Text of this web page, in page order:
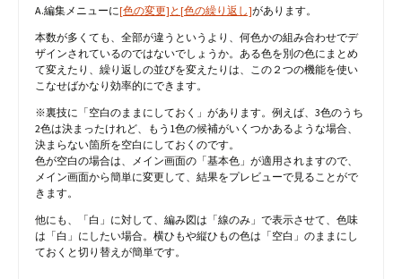
A.編集メニューに[色の変更]と[色の繰り返し]があります。
本数が多くても、全部が違うというより、何色かの組み合わせでデ
ザインされているのではないでしょうか。ある色を別の色にまとめ
て変えたり、繰り返しの並びを変えたりは、この２つの機能を使い
こなせばかなり効率的にできます。
※裏技に「空白のままにしておく」があります。例えば、3色のうち
2色は決まったけれど、もう1色の候補がいくつかあるような場合、
決まらない箇所を空白にしておくのです。
色が空白の場合は、メイン画面の「基本色」が適用されますので、
メイン画面から簡単に変更して、結果をプレビューで見ることがで
きます。
他にも、「白」に対して、編み図は「線のみ」で表示させて、色味
は「白」にしたい場合。横ひもや縦ひもの色は「空白」のままにし
ておくと切り替えが簡単です。